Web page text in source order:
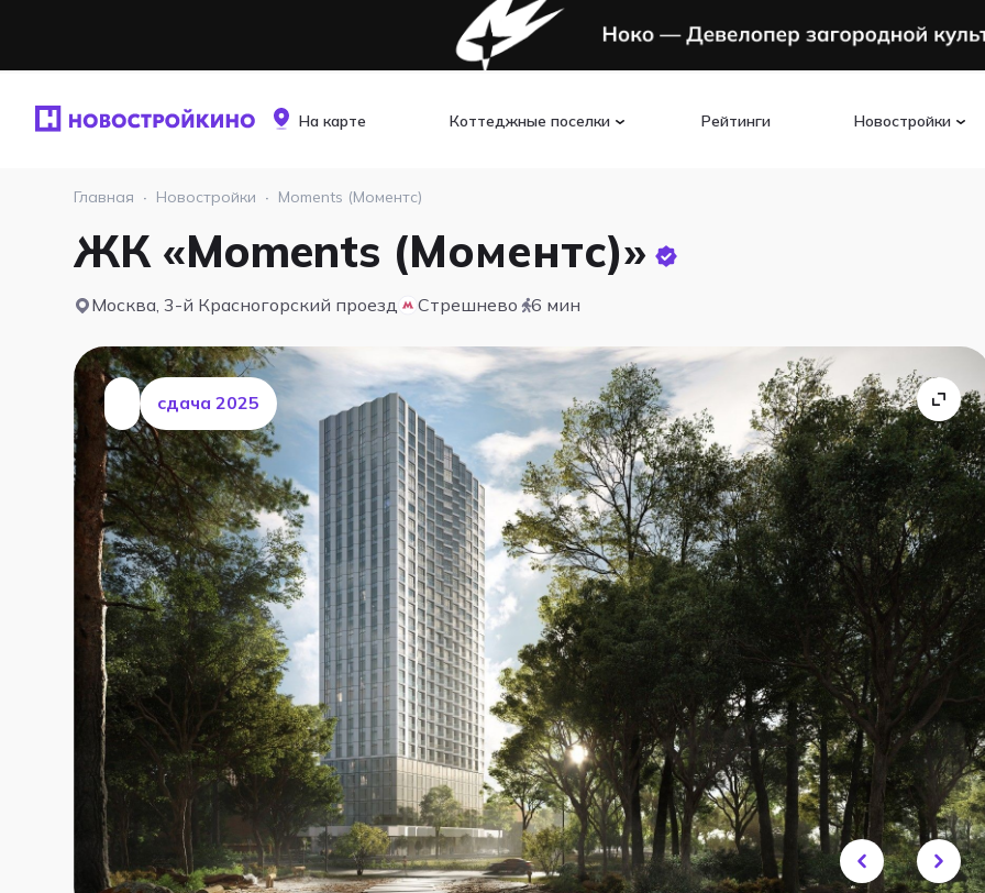
На карте Коттеджные поселки Рейтинги Новостройки
Главная · Новостройки · Moments (Моментс)
ЖК «Moments (Моментс)»
Москва, 3-й Красногорский проезд Стрешнево 6 мин
cдача 2025